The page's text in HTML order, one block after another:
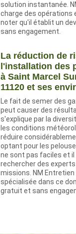
solution instantanée.
charge des
noter qu'il établit un
sans engagement.
La réduction de
l'installation des
à Saint Marcel
11120 et ses
Le fait de semer des
peut causer des
s'explique par la
les conditions
réduire
optant pour les
ne sont pas faciles et
rechercher des
missions. NM
spécialisée dans ce
gratuit et sans